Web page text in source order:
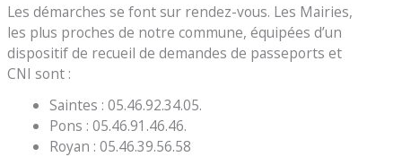
Les démarches se font sur rendez-vous. Les Mairies,
les plus proches de notre commune, équipées d’un
dispositif de recueil de demandes de passeports et
CNI sont :
Saintes : 05.46.92.34.05.
Pons : 05.46.91.46.46.
Royan : 05.46.39.56.58